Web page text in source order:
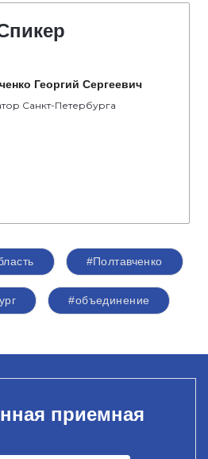
Георгий Сергеевич
Санкт-Петербурга
#Полтавченко
#объединение
приемная